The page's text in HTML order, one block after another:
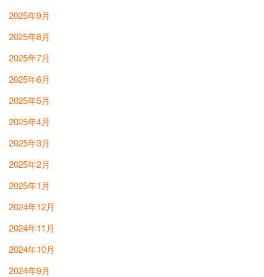
2025年9月
2025年8月
2025年7月
2025年6月
2025年5月
2025年4月
2025年3月
2025年2月
2025年1月
2024年12月
2024年11月
2024年10月
2024年9月